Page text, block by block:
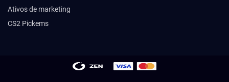
Ativos de marketing
CS2 Pickems